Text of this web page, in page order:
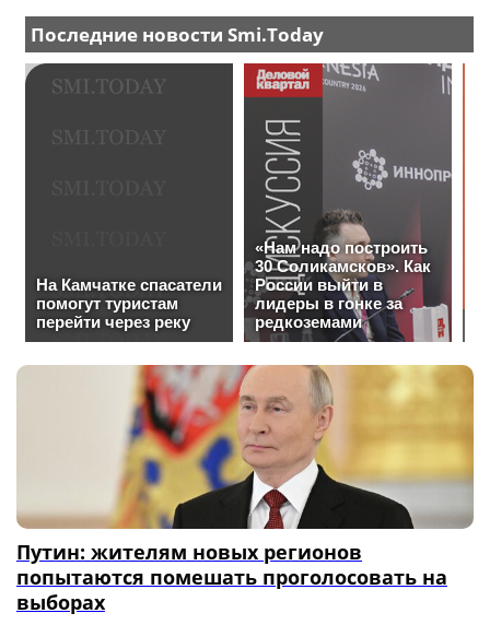
Путин: жителям новых регионов
попытаются помешать проголосовать на
выборах